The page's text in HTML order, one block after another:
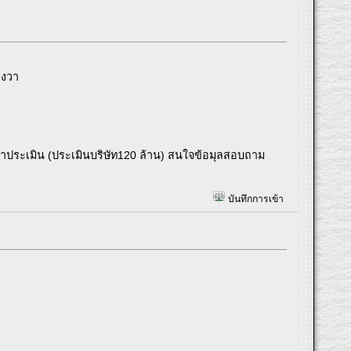
วา
ระเมิน (ประเมินบริษัท120 ล้าน) สนใจข้อมุลสอบถาม
บันทึกการเข้า